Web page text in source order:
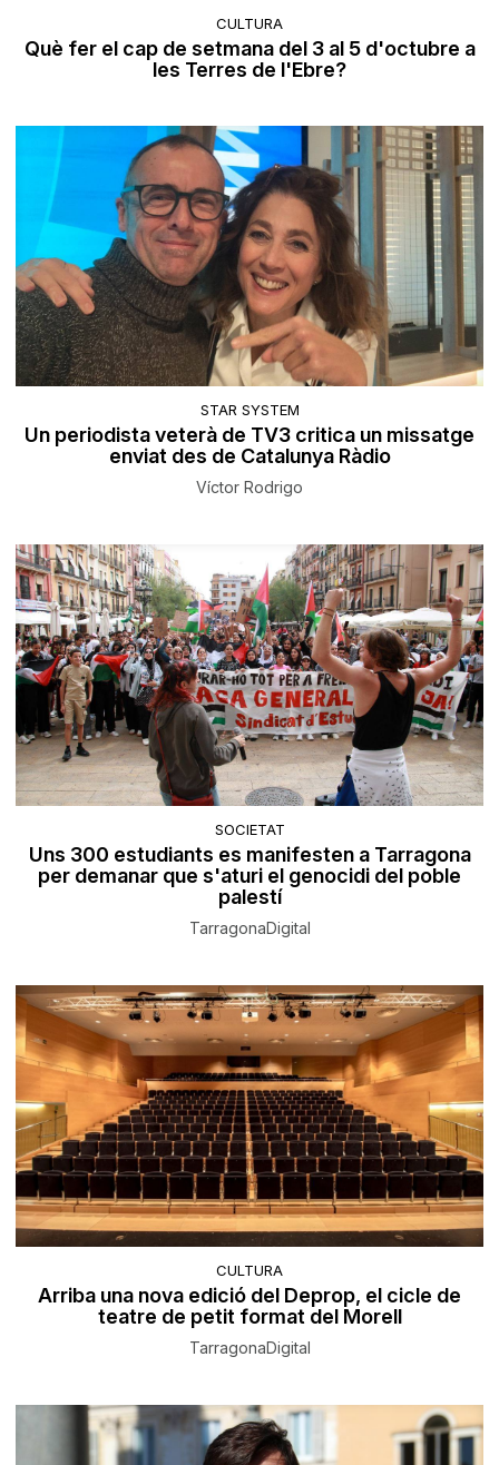
CULTURA
Què fer el cap de setmana del 3 al 5 d'octubre a
les Terres de l'Ebre?
STAR SYSTEM
Un periodista veterà de TV3 critica un missatge
enviat des de Catalunya Ràdio
Víctor Rodrigo
SOCIETAT
Uns 300 estudiants es manifesten a Tarragona
per demanar que s'aturi el genocidi del poble
palestí
TarragonaDigital
CULTURA
Arriba una nova edició del Deprop, el cicle de
teatre de petit format del Morell
TarragonaDigital